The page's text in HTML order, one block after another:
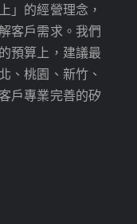
」的經營理念，
客戶需求。我們
預算上，建議最
、桃園、新竹、
戶專業完善的矽